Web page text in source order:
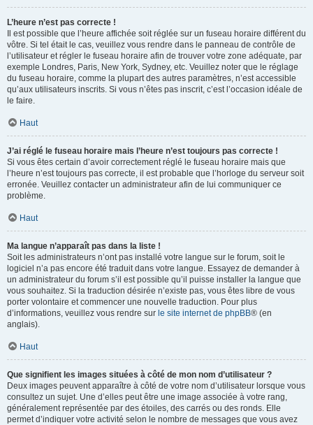
L’heure n’est pas correcte !
Il est possible que l’heure affichée soit réglée sur un fuseau horaire différent du
vôtre. Si tel était le cas, veuillez vous rendre dans le panneau de contrôle de
l’utilisateur et régler le fuseau horaire afin de trouver votre zone adéquate, par
exemple Londres, Paris, New York, Sydney, etc. Veuillez noter que le réglage
du fuseau horaire, comme la plupart des autres paramètres, n’est accessible
qu’aux utilisateurs inscrits. Si vous n’êtes pas inscrit, c’est l’occasion idéale de
le faire.
Haut
J’ai réglé le fuseau horaire mais l’heure n’est toujours pas correcte !
Si vous êtes certain d’avoir correctement réglé le fuseau horaire mais que
l’heure n’est toujours pas correcte, il est probable que l’horloge du serveur soit
erronée. Veuillez contacter un administrateur afin de lui communiquer ce
problème.
Haut
Ma langue n’apparaît pas dans la liste !
Soit les administrateurs n’ont pas installé votre langue sur le forum, soit le
logiciel n’a pas encore été traduit dans votre langue. Essayez de demander à
un administrateur du forum s’il est possible qu’il puisse installer la langue que
vous souhaitez. Si la traduction désirée n’existe pas, vous êtes libre de vous
porter volontaire et commencer une nouvelle traduction. Pour plus
d’informations, veuillez vous rendre sur le site internet de phpBB® (en
anglais).
Haut
Que signifient les images situées à côté de mon nom d’utilisateur ?
Deux images peuvent apparaître à côté de votre nom d’utilisateur lorsque vous
consultez un sujet. Une d’elles peut être une image associée à votre rang,
généralement représentée par des étoiles, des carrés ou des ronds. Elle
permet d’indiquer votre activité selon le nombre de messages que vous avez